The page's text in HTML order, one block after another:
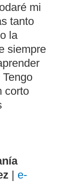
mi
tanto
la
siempre
corto
| e-